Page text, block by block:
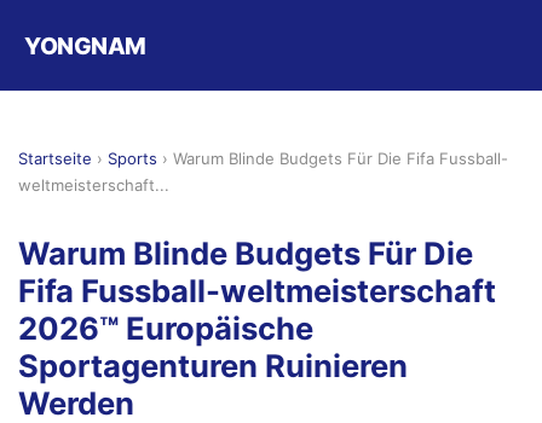
YONGNAM
Startseite › Sports › Warum Blinde Budgets Für Die Fifa Fussball-
weltmeisterschaft...
Warum Blinde Budgets Für Die
Fifa Fussball-weltmeisterschaft
2026™ Europäische
Sportagenturen Ruinieren
Werden